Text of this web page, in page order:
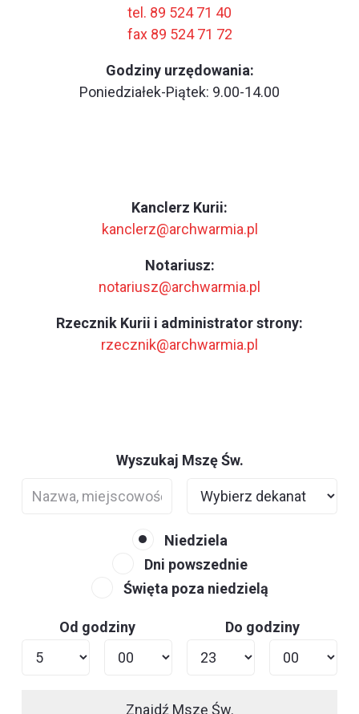
tel. 89 524 71 40
fax 89 524 71 72
Godziny urzędowania:
Poniedziałek-Piątek: 9.00-14.00
Kanclerz Kurii:
kanclerz@archwarmia.pl
Notariusz:
notariusz@archwarmia.pl
Rzecznik Kurii i administrator strony:
rzecznik@archwarmia.pl
Wyszukaj Mszę Św.
Niedziela
Dni powszednie
Święta poza niedzielą
Od godziny Do godziny
Znajdź Mszę Św.